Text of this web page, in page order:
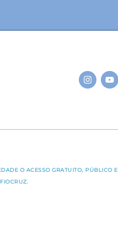
O ACESSO GRATUITO, PÚBLICO E